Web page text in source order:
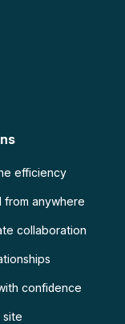
efficiency
from anywhere
collaboration
confidence
site